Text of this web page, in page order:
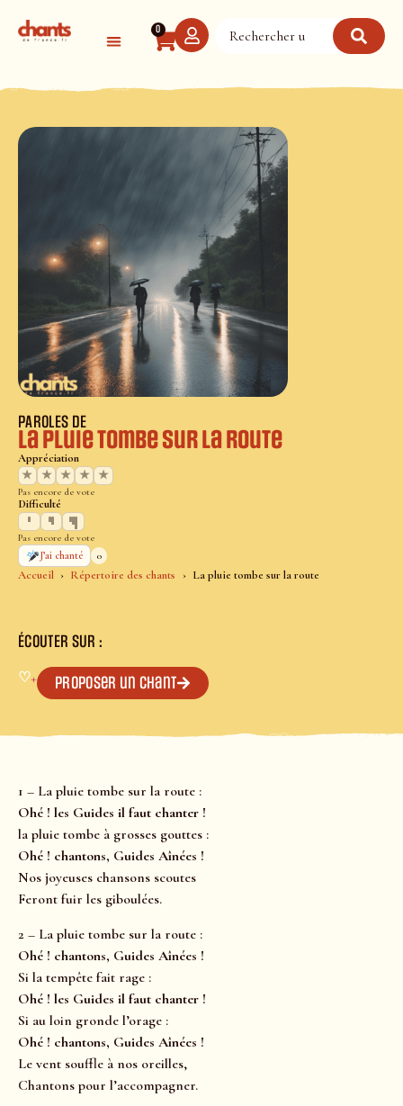
0
Accueil Répertoire des chants La pluie tombe sur la route
PAROLES DE
La pluie tombe sur la route
Appréciation
★
★ ★ ★ ★
Pas encore de vote
Difficulté
Pas encore de vote
J’ai chanté
0
ÉCOUTER SUR :
♡+ Proposer un chant
1 – La pluie tombe sur la route :
Ohé ! les Guides il faut chanter !
la pluie tombe à grosses gouttes :
Ohé ! chantons, Guides Aînées !
Nos joyeuses chansons scoutes
Feront fuir les giboulées.
2 – La pluie tombe sur la route :
Ohé ! chantons, Guides Aînées !
Si la tempête fait rage :
Ohé ! les Guides il faut chanter !
Si au loin gronde l’orage :
Ohé ! chantons, Guides Aînées !
Le vent souffle à nos oreilles,
Chantons pour l’accompagner.